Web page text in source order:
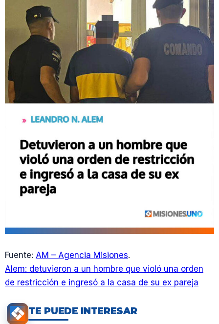
Fuente: AM – Agencia Misiones.
Alem: detuvieron a un hombre que violó una orden
de restricción e ingresó a la casa de su ex pareja
TE PUEDE INTERESAR